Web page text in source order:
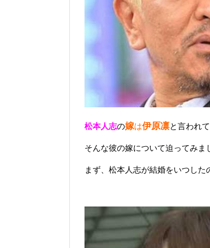
松本人志の嫁は伊原凛と言われ
そんな彼の嫁について迫ってみま
まず、松本人志が結婚をいつし